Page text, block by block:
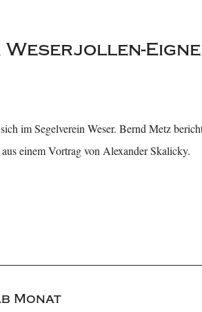
im Segelverein Weser. Bernd Metz
einem Vortrag von Alexander Skalicky.
Monat